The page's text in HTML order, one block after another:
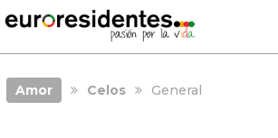
Amor Celos General